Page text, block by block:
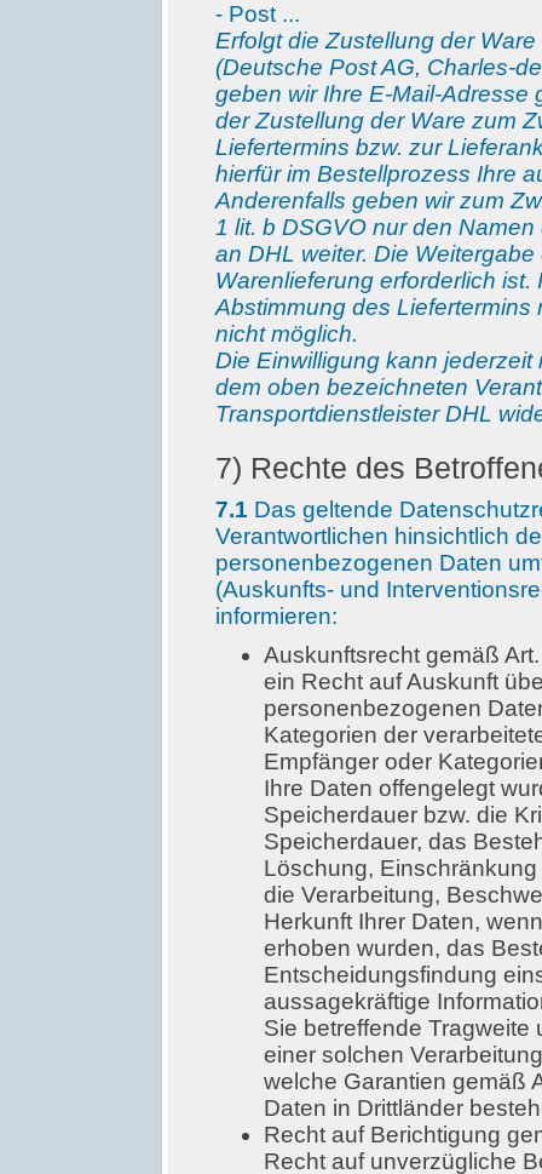
- Post ...
Erfolgt die Zustellung der
(Deutsche Post AG, Charles-
geben wir Ihre E-Mail-Adresse
der Zustellung der Ware zum
Liefertermins bzw. zur
hierfür im Bestellprozess Ihre
Anderenfalls geben wir zum
1 lit. b DSGVO nur den
an DHL weiter. Die
Warenlieferung erforderlich
Abstimmung des
nicht möglich.
Die Einwilligung kann
dem oben bezeichneten
Transportdienstleister DHL
7) Rechte des
7.1 Das geltende
Verantwortlichen hinsichtlich
personenbezogenen Daten
(Auskunfts- und
informieren:
Auskunftsrecht gemäß
ein Recht auf Auskunft
personenbezogenen
Kategorien der
Empfänger oder
Ihre Daten offengelegt
Speicherdauer bzw. die
Speicherdauer, das
Löschung,
die Verarbeitung,
Herkunft Ihrer Daten,
erhoben wurden, das
Entscheidungsfindung
aussagekräftige
Sie betreffende
einer solchen
welche Garantien gemäß
Daten in Drittländer
Recht auf Berichtigung
Recht auf unverzügliche